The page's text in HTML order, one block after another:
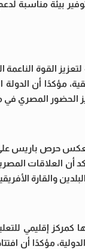
بيئة مناسبة
القوة الناعمة
مؤكدًا أن الدولة
الحضور المصري
حرص باريس على
أن العلاقات
والقارة
إقليمي
مؤكدًا أن